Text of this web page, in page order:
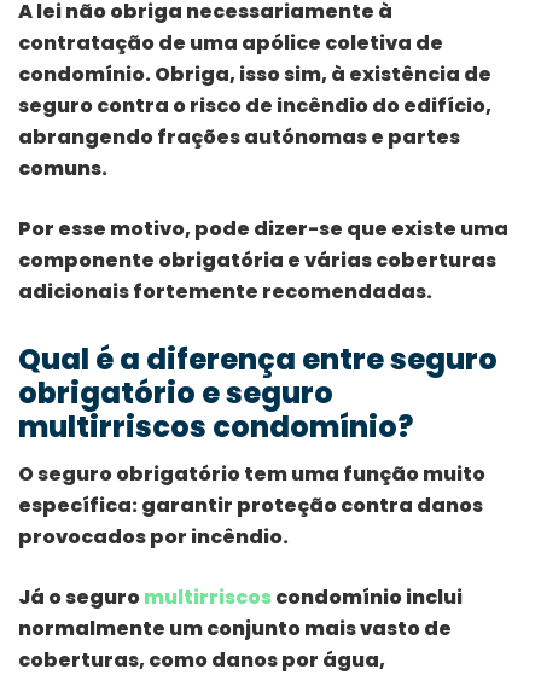
A lei não obriga necessariamente à
contratação de uma apólice coletiva de
condomínio. Obriga, isso sim, à existência de
seguro contra o risco de incêndio do edifício,
abrangendo frações autónomas e partes
comuns.
Por esse motivo, pode dizer-se que existe uma
componente obrigatória e várias coberturas
adicionais fortemente recomendadas.
Qual é a diferença entre seguro
obrigatório e seguro
multirriscos condomínio?
O seguro obrigatório tem uma função muito
específica: garantir proteção contra danos
provocados por incêndio.
Já o seguromultirriscoscondomínio inclui
normalmente um conjunto mais vasto de
coberturas, como danos por água,